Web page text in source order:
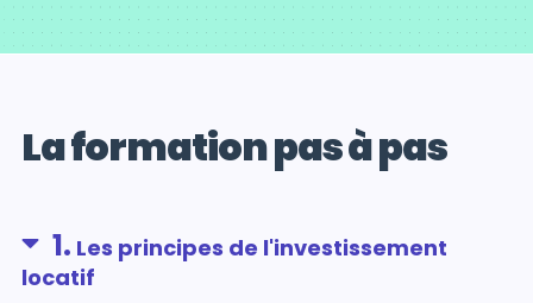
La formation pas à pas
1. Les principes de l'investissement
locatif